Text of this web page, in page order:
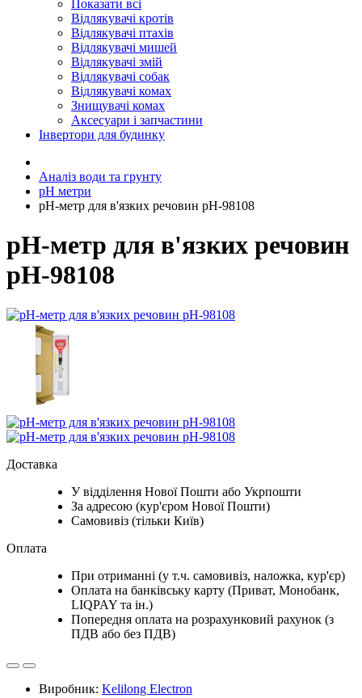
Показати всі
Відлякувачі кротів
Відлякувачі птахів
Відлякувачі мишей
Відлякувачі змій
Відлякувачі собак
Відлякувачі комах
Знищувачі комах
Аксесуари і запчастини
Інвертори для будинку
Аналіз води та грунту
рН метри
рН-метр для в'язких речовин рН-98108
рН-метр для в'язких речовин
рН-98108
Доставка
У відділення Нової Пошти або Укрпошти
За адресою (кур'єром Нової Пошти)
Самовивіз (тільки Київ)
Оплата
При отриманні (у т.ч. самовивіз, наложка, кур'єр)
Оплата на банківську карту (Приват, Монобанк,
LIQPAY та ін.)
Попередня оплата на розрахунковий рахунок (з
ПДВ або без ПДВ)
Виробник: Kelilong Electron